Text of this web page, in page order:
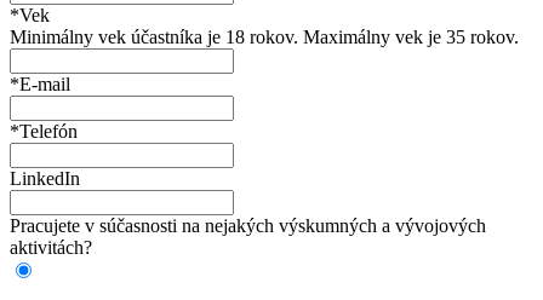
*Vek
Minimálny vek účastníka je 18 rokov. Maximálny vek je 35 rokov.
*E-mail
*Telefón
LinkedIn
Pracujete v súčasnosti na nejakých výskumných a vývojových
aktivitách?